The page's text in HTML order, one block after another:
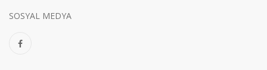
SOSYAL MEDYA